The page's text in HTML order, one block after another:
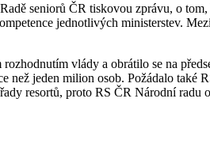
seniorů ČR tiskovou zprávu, o
jednotlivých ministerstev.
vlády a obrátilo se na
než jeden milion osob. Požádalo
resortů, proto RS ČR Národní